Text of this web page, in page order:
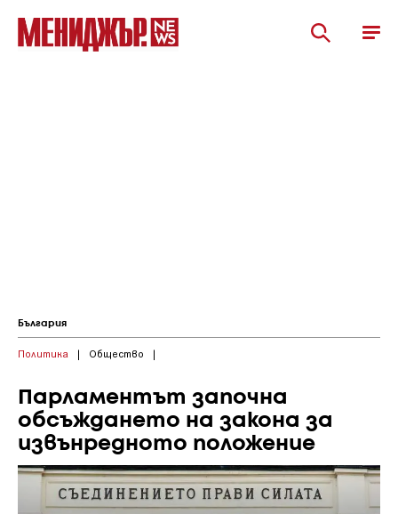
България
Политика | Общество |
Парламентът започна
обсъждането на закона за
извънредното положение